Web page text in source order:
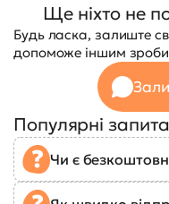
Ще ніхто не
Будь ласка, залиште
допоможе іншим
Популярні
Чи є